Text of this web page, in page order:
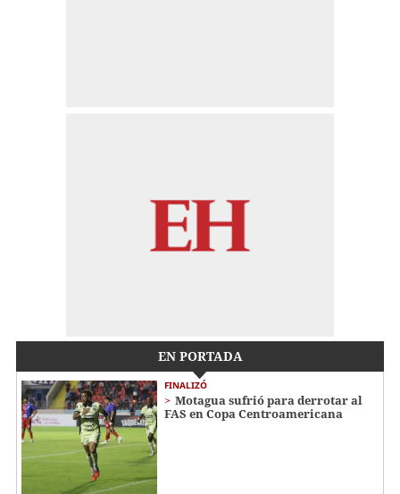
EN PORTADA
FINALIZÓ
Motagua sufrió para derrotar al
FAS en Copa Centroamericana